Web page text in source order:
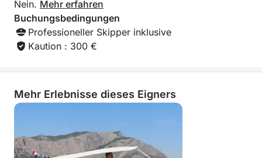
Nein. Mehr erfahren
Buchungsbedingungen
Professioneller Skipper inklusive
Kaution : 300 €
Mehr Erlebnisse dieses Eigners